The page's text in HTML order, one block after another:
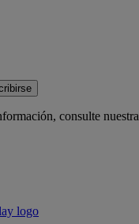
consulte nuestra